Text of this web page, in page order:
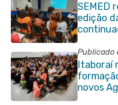
SEMED
edição
e
Publicado
Itaboraí
novos
Escolar